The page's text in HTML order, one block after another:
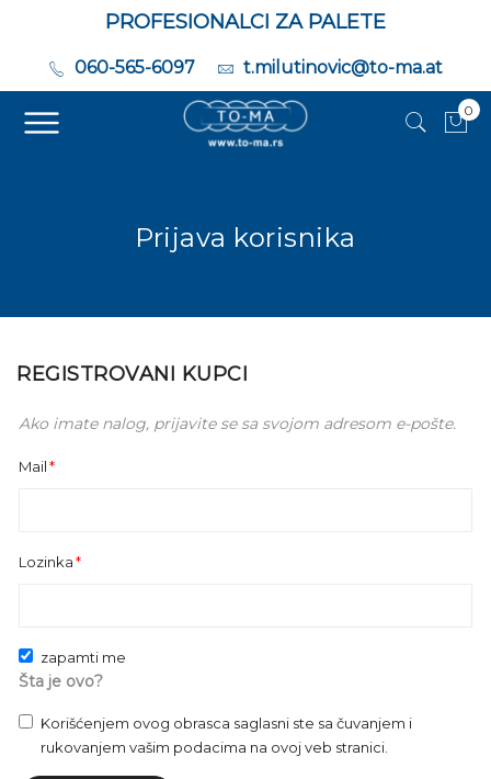
PROFESIONALCI ZA PALETE
060-565-6097 t.milutinovic@to-ma.at
0
Prijava korisnika
REGISTROVANI KUPCI
Ako imate nalog, prijavite se sa svojom adresom e-pošte.
Mail
Lozinka
zapamti me
Šta je ovo?
Korišćenjem ovog obrasca saglasni ste sa čuvanjem i
rukovanjem vašim podacima na ovoj veb stranici.